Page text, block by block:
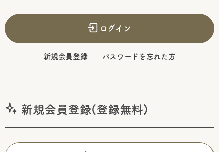
ログイン
新規会員登録 パスワードを忘れた方
新規会員登録(登録無料)